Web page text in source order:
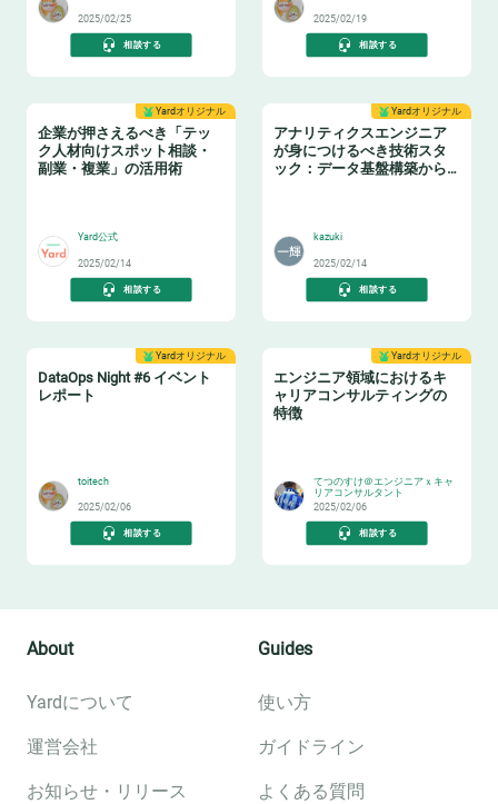
2025/02/25
相談する
2025/02/19
相談する
Yardオリジナル
企業が押さえるべき「テッ
ク人材向けスポット相談・
副業・複業」の活用術
Yard公式
2025/02/14
相談する
Yardオリジナル
アナリティクスエンジニア
が身につけるべき技術スタ
ック：データ基盤構築からBI
kazuki
2025/02/14
相談する
Yardオリジナル
DataOps Night #6 イベント
レポート
toitech
2025/02/06
相談する
Yardオリジナル
エンジニア領域におけるキ
ャリアコンサルティングの
特徴
てつのすけ＠エンジニアｘキャ
リアコンサルタント
2025/02/06
相談する
About
Yardについて
運営会社
お知らせ・リリース
Guides
使い方
ガイドライン
よくある質問